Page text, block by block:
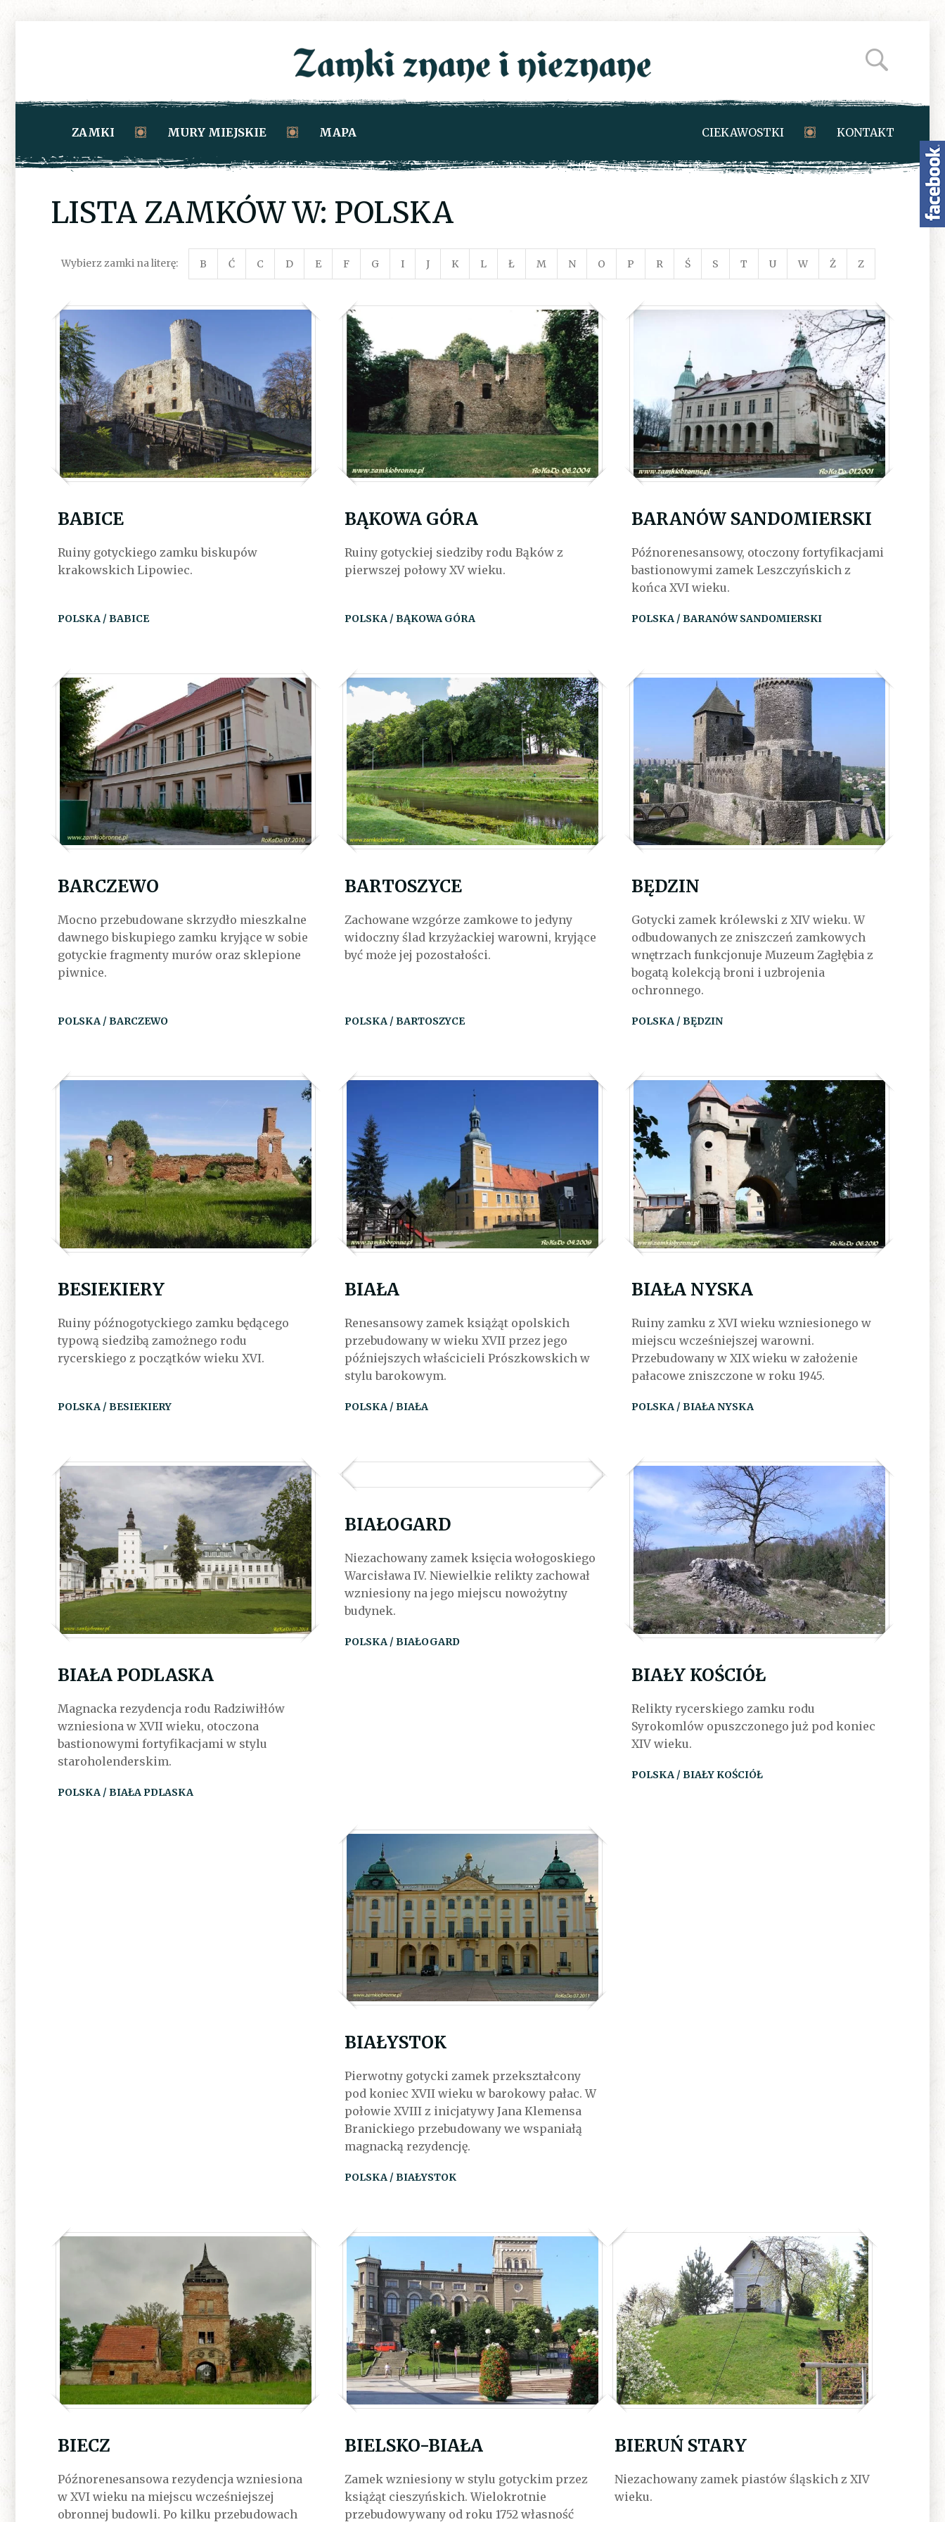
ZAMKI MURY MIEJSKIE MAPA CIEKAWOSTKI KONTAKT
LISTA ZAMKÓW W: POLSKA
Wybierz zamki na literę: B Ć C D E F G I J K L Ł M N O P R Ś S T U W Ż Z
BABICE
Ruiny gotyckiego zamku biskupów
krakowskich Lipowiec.
POLSKA / BABICE
BĄKOWA GÓRA
Ruiny gotyckiej siedziby rodu Bąków z
pierwszej połowy XV wieku.
POLSKA / BĄKOWA GÓRA
BARANÓW SANDOMIERSKI
Późnorenesansowy, otoczony fortyfikacjami
bastionowymi zamek Leszczyńskich z
końca XVI wieku.
POLSKA / BARANÓW SANDOMIERSKI
BARCZEWO
Mocno przebudowane skrzydło mieszkalne
dawnego biskupiego zamku kryjące w sobie
gotyckie fragmenty murów oraz sklepione
piwnice.
POLSKA / BARCZEWO
BARTOSZYCE
Zachowane wzgórze zamkowe to jedyny
widoczny ślad krzyżackiej warowni, kryjące
być może jej pozostałości.
POLSKA / BARTOSZYCE
BĘDZIN
Gotycki zamek królewski z XIV wieku. W
odbudowanych ze zniszczeń zamkowych
wnętrzach funkcjonuje Muzeum Zagłębia z
bogatą kolekcją broni i uzbrojenia
ochronnego.
POLSKA / BĘDZIN
BESIEKIERY
Ruiny późnogotyckiego zamku będącego
typową siedzibą zamożnego rodu
rycerskiego z początków wieku XVI.
POLSKA / BESIEKIERY
BIAŁA
Renesansowy zamek książąt opolskich
przebudowany w wieku XVII przez jego
późniejszych właścicieli Prószkowskich w
stylu barokowym.
POLSKA / BIAŁA
BIAŁA NYSKA
Ruiny zamku z XVI wieku wzniesionego w
miejscu wcześniejszej warowni.
Przebudowany w XIX wieku w założenie
pałacowe zniszczone w roku 1945.
POLSKA / BIAŁA NYSKA
BIAŁA PODLASKA
Magnacka rezydencja rodu Radziwiłłów
wzniesiona w XVII wieku, otoczona
bastionowymi fortyfikacjami w stylu
staroholenderskim.
POLSKA / BIAŁA PDLASKA
BIAŁOGARD
Niezachowany zamek księcia wołogoskiego
Warcisława IV. Niewielkie relikty zachował
wzniesiony na jego miejscu nowożytny
budynek.
POLSKA / BIAŁOGARD
BIAŁY KOŚCIÓŁ
Relikty rycerskiego zamku rodu
Syrokomlów opuszczonego już pod koniec
XIV wieku.
POLSKA / BIAŁY KOŚCIÓŁ
BIAŁYSTOK
Pierwotny gotycki zamek przekształcony
pod koniec XVII wieku w barokowy pałac. W
połowie XVIII z inicjatywy Jana Klemensa
Branickiego przebudowany we wspaniałą
magnacką rezydencję.
POLSKA / BIAŁYSTOK
BIECZ
Późnorenesansowa rezydencja wzniesiona
w XVI wieku na miejscu wcześniejszej
obronnej budowli. Po kilku przebudowach
BIELSKO-BIAŁA
Zamek wzniesiony w stylu gotyckim przez
książąt cieszyńskich. Wielokrotnie
przebudowywany od roku 1752 własność
BIERUŃ STARY
Niezachowany zamek piastów śląskich z XIV
wieku.